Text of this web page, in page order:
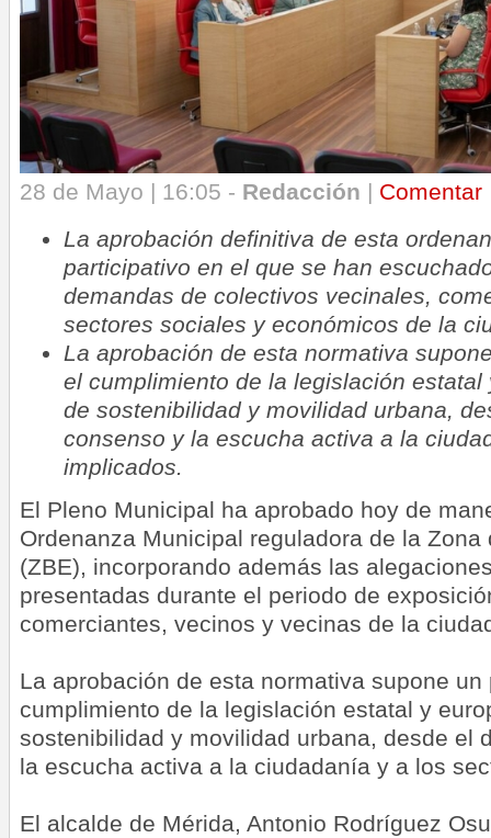
28 de Mayo | 16:05 - Redacción | Comentar
La aprobación definitiva de esta
participativo en el que se han
demandas de colectivos vecinales,
sectores sociales y económicos de la
La aprobación de esta normativa
el cumplimiento de la legislación estatal
de sostenibilidad y movilidad urbana,
consenso y la escucha activa a la
implicados.
El Pleno Municipal ha aprobado hoy de
Ordenanza Municipal reguladora de la
(ZBE), incorporando además las
presentadas durante el periodo de
comerciantes, vecinos y vecinas de la
La aprobación de esta normativa supone
cumplimiento de la legislación estatal y
sostenibilidad y movilidad urbana, desde el
la escucha activa a la ciudadanía y a los
El alcalde de Mérida, Antonio Rodríguez